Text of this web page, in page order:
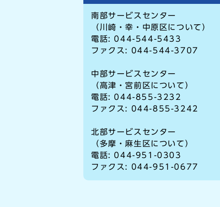
南部サービスセンター
（川崎・幸・中原区について）
電話: 044-544-5433
ファクス: 044-544-3707
中部サービスセンター
（高津・宮前区について）
電話: 044-855-3232
ファクス: 044-855-3242
北部サービスセンター
（多摩・麻生区について）
電話: 044-951-0303
ファクス: 044-951-0677